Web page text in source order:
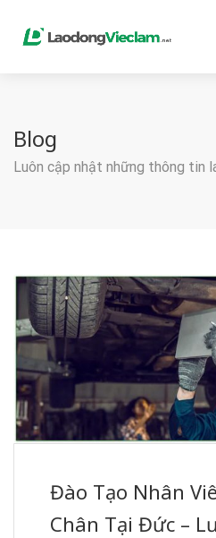
Blog
Luôn cập nhật những thông tin
Đào Tạo Nhân
Chân Tại Đức –